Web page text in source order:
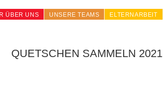
ÜBER UNS UNSERE TEAMS ELTERNARBEIT
QUETSCHEN SAMMELN 2021